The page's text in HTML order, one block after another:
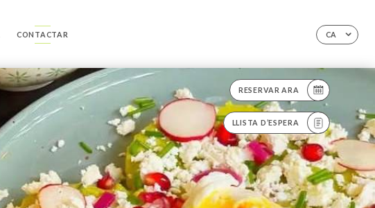
CA
CONTACTAR
RESERVAR ARA
LLISTA D’ESPERA